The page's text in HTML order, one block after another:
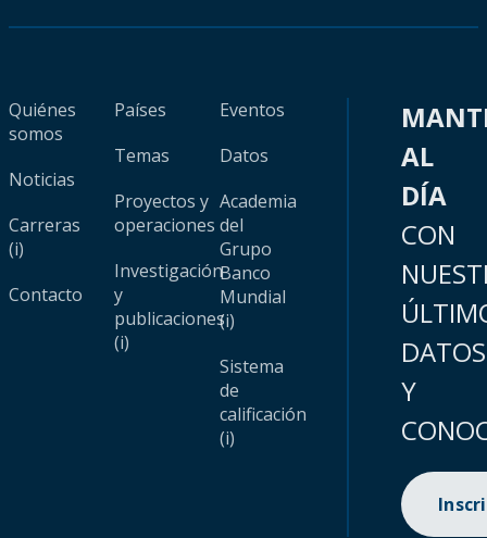
Quiénes
somos
Noticias
Carreras
(i)
Contacto
Países
Temas
Proyectos y
operaciones
Investigación
y
publicaciones
(i)
Eventos
Datos
Academia
del
Grupo
Banco
Mundial
(i)
Sistema
de
calificación
(i)
AL
DÍA
CON
DATOS
Y